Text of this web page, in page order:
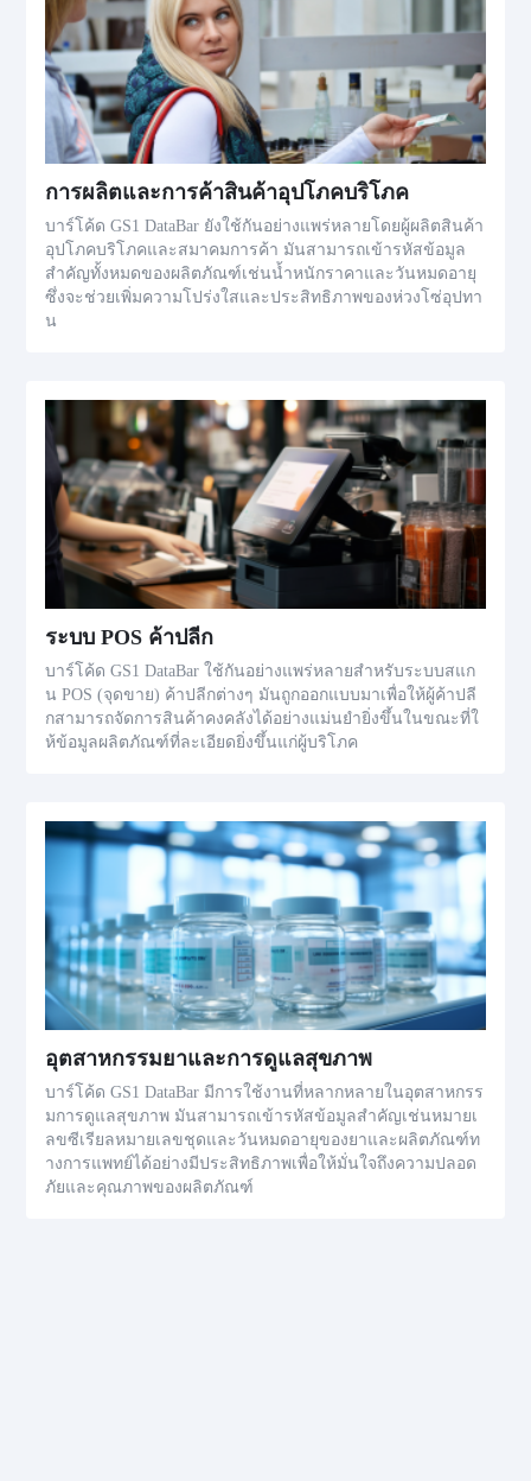
การผลิตและการค้าสินค้าอุปโภคบริโภค
บาร์โค้ด GS1 DataBar ยังใช้กันอย่างแพร่หลายโดยผู้ผลิตสินค้า
อุปโภคบริโภคและสมาคมการค้า มันสามารถเข้ารหัสข้อมูล
สำคัญทั้งหมดของผลิตภัณฑ์เช่นน้ำหนักราคาและวันหมดอายุ
ซึ่งจะช่วยเพิ่มความโปร่งใสและประสิทธิภาพของห่วงโซ่อุปทา
น
ระบบ POS ค้าปลีก
บาร์โค้ด GS1 DataBar ใช้กันอย่างแพร่หลายสำหรับระบบสแก
น POS (จุดขาย) ค้าปลีกต่างๆ มันถูกออกแบบมาเพื่อให้ผู้ค้าปลี
กสามารถจัดการสินค้าคงคลังได้อย่างแม่นยำยิ่งขึ้นในขณะที่ใ
ห้ข้อมูลผลิตภัณฑ์ที่ละเอียดยิ่งขึ้นแก่ผู้บริโภค
อุตสาหกรรมยาและการดูแลสุขภาพ
บาร์โค้ด GS1 DataBar มีการใช้งานที่หลากหลายในอุตสาหกรร
มการดูแลสุขภาพ มันสามารถเข้ารหัสข้อมูลสำคัญเช่นหมายเ
ลขซีเรียลหมายเลขชุดและวันหมดอายุของยาและผลิตภัณฑ์ท
างการแพทย์ได้อย่างมีประสิทธิภาพเพื่อให้มั่นใจถึงความปลอด
ภัยและคุณภาพของผลิตภัณฑ์